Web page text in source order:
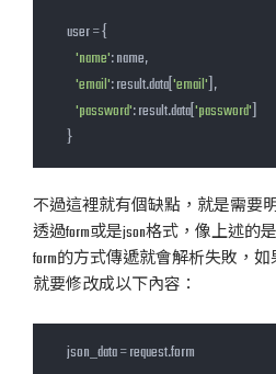
        user = {
'name': name,
'email': result.data['email'],
'password': result.data['password']
        }
不過這裡就有個缺點，就是需要
透過form或是json格式，像上述的
form的方式傳遞就會解析失敗，
就要修改成以下內容：
        json_data = request.form